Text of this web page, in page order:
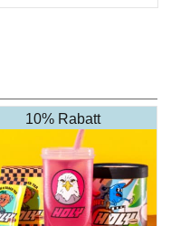
10% Rabatt